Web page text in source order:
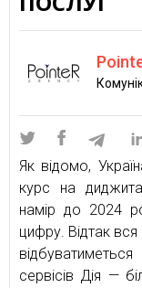
Як відомо,
курс на
намір до 2024
цифру. Відтак
сервісів Дія —